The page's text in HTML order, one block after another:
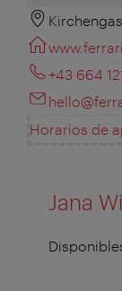
+43 664
Horarios de
Jana